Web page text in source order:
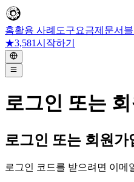
홈활용 사례 도구요금제 문서
★3,581시작하기
로그인 또는
로그인 또는 회원가
로그인 코드를 받으려면 이메